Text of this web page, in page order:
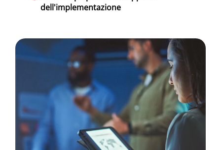
dell'implementazione